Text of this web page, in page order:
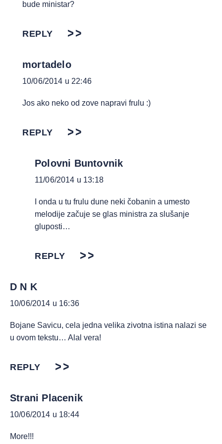
bude ministar?
REPLY
mortadelo
10/06/2014 u 22:46
Jos ako neko od zove napravi frulu :)
REPLY
Polovni Buntovnik
11/06/2014 u 13:18
I onda u tu frulu dune neki čobanin a umesto
melodije začuje se glas ministra za slušanje
gluposti…
REPLY
D N K
10/06/2014 u 16:36
Bojane Savicu, cela jedna velika zivotna istina nalazi se
u ovom tekstu… Alal vera!
REPLY
Strani Placenik
10/06/2014 u 18:44
More!!!